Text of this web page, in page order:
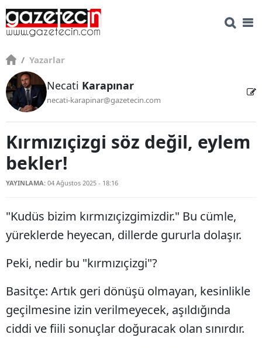
/ Yazarlar
Necati Karapınar
necati-karapinar@gazetecin.com
Kırmızıçizgi söz değil, eylem
bekler!
YAYINLAMA: 04 Ağustos 2025 - 18:16
"Kudüs bizim kırmızıçizgimizdir." Bu cümle,
yüreklerde heyecan, dillerde gururla dolaşır.
Peki, nedir bu "kırmızıçizgi"?
Basitçe: Artık geri dönüşü olmayan, kesinlikle
geçilmesine izin verilmeyecek, aşıldığında
ciddi ve fiili sonuçlar doğuracak olan sınırdır.